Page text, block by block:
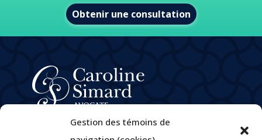
Gestion des témoins de
Obtenir une consultation
Domaines de pratique